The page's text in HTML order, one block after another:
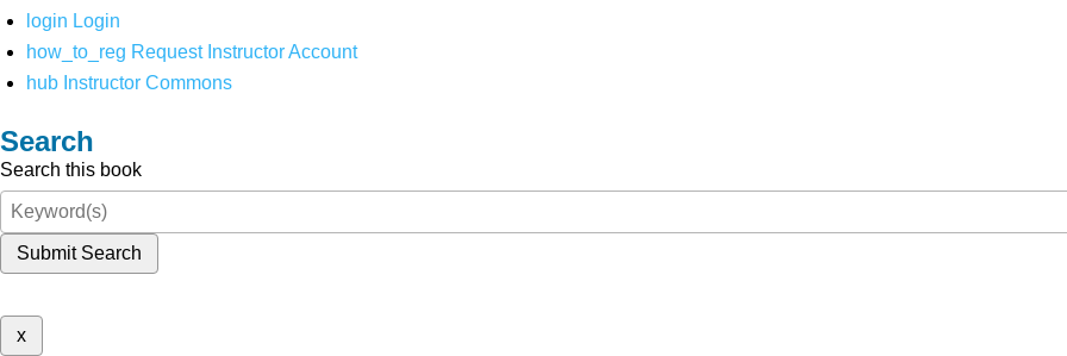
login Login
how_to_reg Request Instructor Account
hub Instructor Commons
Search
Search this book
Submit Search
x